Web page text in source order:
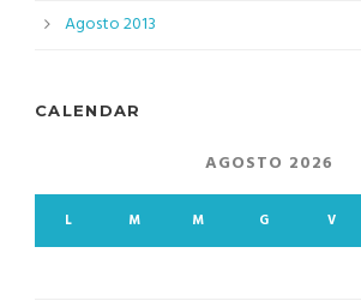
Agosto 2013
CALENDAR
AGOSTO 2026
L M M G V